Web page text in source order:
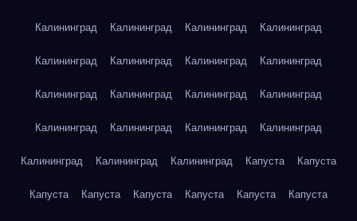
Калининград Калининград Калининград Калининград
Калининград Калининград Калининград Калининград
Калининград Калининград Калининград Калининград
Калининград Калининград Калининград Калининград
Калининград Калининград Калининград Капуста Капуста
Капуста Капуста Капуста Капуста Капуста Капуста